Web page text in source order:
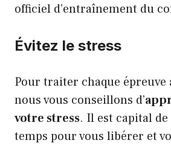
officiel d’entraînement du
Évitez le stress
Pour traiter chaque épreuve
nous vous conseillons d’
votre stress. Il est capital
temps pour vous libérer et